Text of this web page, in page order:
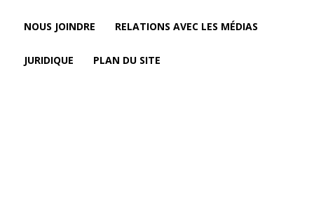
NOUS JOINDRE RELATIONS AVEC LES MÉDIAS
JURIDIQUE PLAN DU SITE